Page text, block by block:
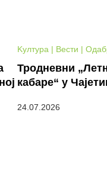
Kултура | Вести |
Тродневни
кабаре“ у
24.07.2026